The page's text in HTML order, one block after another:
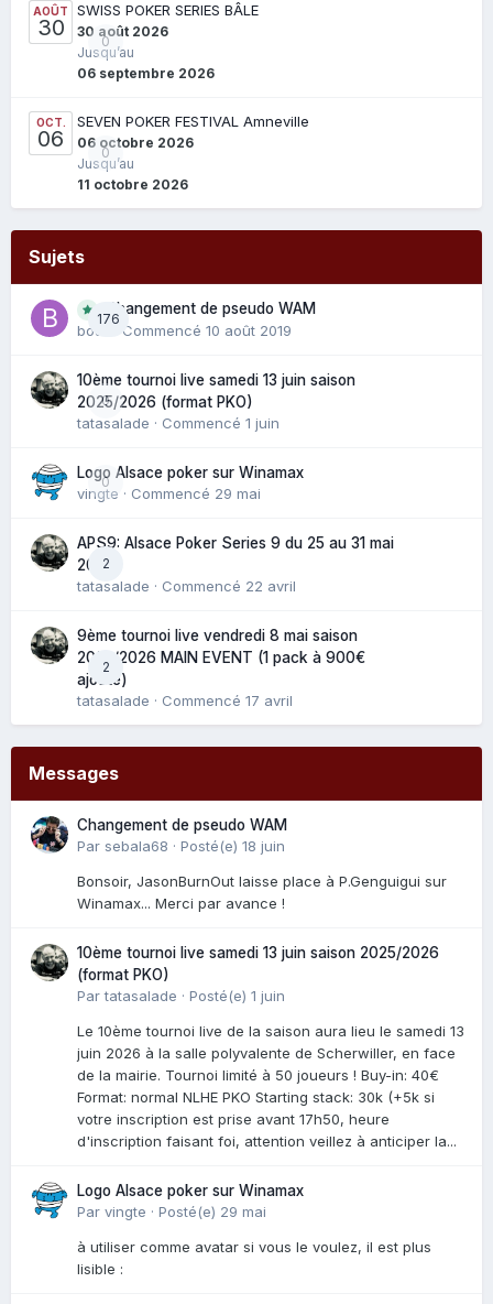
AOÛT
30
0
SWISS POKER SERIES BÂLE
30 août 2026
Jusqu’au
06 septembre 2026
OCT.
06
0
SEVEN POKER FESTIVAL Amneville
06 octobre 2026
Jusqu’au
11 octobre 2026
Sujets
176
Changement de pseudo WAM
bouli
· Commencé 10 août 2019
0
10ème tournoi live samedi 13 juin saison
2025/2026 (format PKO)
tatasalade · Commencé 1 juin
0
Logo Alsace poker sur Winamax
vingte · Commencé 29 mai
2
APS9: Alsace Poker Series 9 du 25 au 31 mai
2025
tatasalade · Commencé 22 avril
2
9ème tournoi live vendredi 8 mai saison
2025/2026 MAIN EVENT (1 pack à 900€
ajouté)
tatasalade · Commencé 17 avril
Messages
Changement de pseudo WAM
Par sebala68 · Posté(e) 18 juin
Bonsoir, JasonBurnOut laisse place à P.Genguigui sur
Winamax... Merci par avance !
10ème tournoi live samedi 13 juin saison 2025/2026
(format PKO)
Partatasalade · Posté(e) 1 juin
Le 10ème tournoi live de la saison aura lieu le samedi 13
juin 2026 à la salle polyvalente de Scherwiller, en face
de la mairie. Tournoi limité à 50 joueurs ! Buy-in: 40€
Format: normal NLHE PKO Starting stack: 30k (+5k si
votre inscription est prise avant 17h50, heure
d'inscription faisant foi, attention veillez à anticiper la...
Logo Alsace poker sur Winamax
Par vingte · Posté(e) 29 mai
à utiliser comme avatar si vous le voulez, il est plus
lisible :